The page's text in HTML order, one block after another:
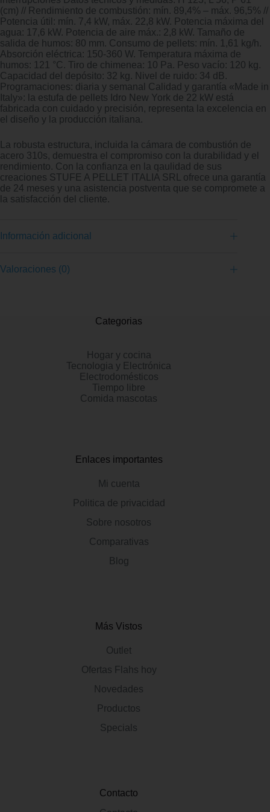
(cm) // Rendimiento de combustión: mín. 89,4% – máx. 96,5% //
Potencia útil: mín. 7,4 kW, máx. 22,8 kW. Potencia máxima del
agua: 17,6 kW. Potencia de aire máx.: 2,8 kW. Tamaño de
salida de humos: 80 mm. Consumo de pellets: mín. 1,61 kg/h.
Absorción eléctrica: 150-360 W. Temperatura máxima de
humos: 121 °C. Tiro de chimenea: 10 Pa. Peso vacío: 120 kg.
Capacidad del depósito: 32 kg. Nivel de ruido: 34 dB.
Programaciones: diaria y semanal Calidad y garantía «Made in
Italy»: la estufa de pellets Idro New York de 22 kW está
fabricada con cuidado y precisión, representa la excelencia en
el diseño y la producción italiana.
La robusta estructura, incluida la cámara de combustión de
acero 310s, demuestra el compromiso con la durabilidad y el
rendimiento. Con la confianza en la qaulidad de sus
creaciones STUFE A PELLET ITALIA SRL ofrece una garantía
de 24 meses y una asistencia postventa que se compromete a
la satisfacción del cliente.
Información adicional
Valoraciones (0)
Categorias
Hogar y cocina
Tecnologia y Electrónica
Electrodomésticos
Tiempo libre
Comida mascotas
Enlaces importantes
Mi cuenta
Politica de privacidad
Sobre nosotros
Comparativas
Blog
Más Vistos
Outlet
Ofertas Flahs hoy
Novedades
Productos
Specials
Contacto